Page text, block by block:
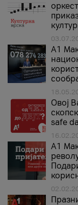
A1
Овој
safe
А1